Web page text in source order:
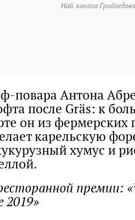
Наб. канала
повара Антона
после Gräs: к
он из фермерских
карельскую
хумус и
премии:
2019»